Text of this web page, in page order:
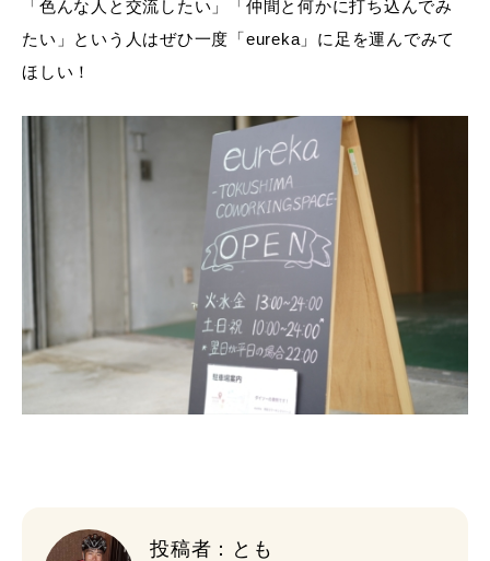
「色んな人と交流したい」「仲間と何かに打ち込んでみ
たい」という人はぜひ一度「eureka」に足を運んでみて
ほしい！
投稿者：とも